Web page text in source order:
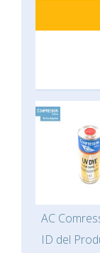
AC
ID del